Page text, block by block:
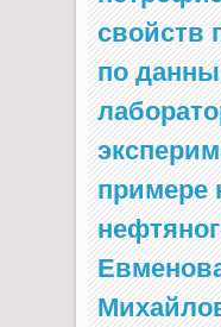
свойств
по
примере